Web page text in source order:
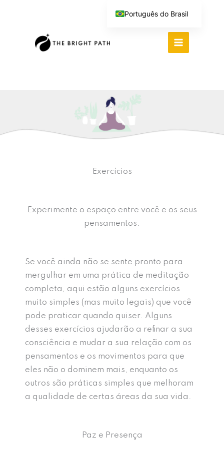
conteúdo
Exercícios
Experimente o espaço entre você e os seus
pensamentos.
Se você ainda não se sente pronto para
mergulhar em uma prática de meditação
completa, aqui estão alguns exercícios
muito simples (mas muito legais) que você
pode praticar quando quiser. Alguns
desses exercícios ajudarão a refinar a sua
consciência e mudar a sua relação com os
pensamentos e os movimentos para que
eles não o dominem mais, enquanto os
outros são práticas simples que melhoram
a qualidade de certas áreas da sua vida.
Paz e Presença
Português do Brasil
Italiano